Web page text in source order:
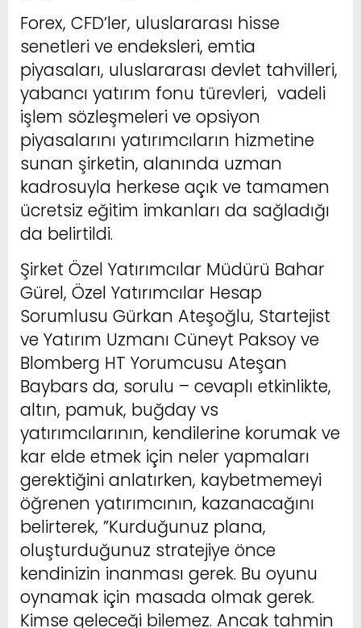
Forex, CFD’ler, uluslararası hisse
senetleri ve endeksleri, emtia
piyasaları, uluslararası devlet tahvilleri,
yabancı yatırım fonu türevleri, vadeli
işlem sözleşmeleri ve opsiyon
piyasalarını yatırımcıların hizmetine
sunan şirketin, alanında uzman
kadrosuyla herkese açık ve tamamen
ücretsiz eğitim imkanları da sağladığı
da belirtildi.
Şirket Özel Yatırımcılar Müdürü Bahar
Gürel, Özel Yatırımcılar Hesap
Sorumlusu Gürkan Ateşoğlu, Startejist
ve Yatırım Uzmanı Cüneyt Paksoy ve
Blomberg HT Yorumcusu Ateşan
Baybars da, sorulu – cevaplı etkinlikte,
altın, pamuk, buğday vs
yatırımcılarının, kendilerine korumak ve
kar elde etmek için neler yapmaları
gerektiğini anlatırken, kaybetmemeyi
öğrenen yatırımcının, kazanacağını
belirterek, ”Kurduğunuz plana,
oluşturduğunuz stratejiye önce
kendinizin inanması gerek. Bu oyunu
oynamak için masada olmak gerek.
Kimse geleceği bilemez. Ancak tahmin